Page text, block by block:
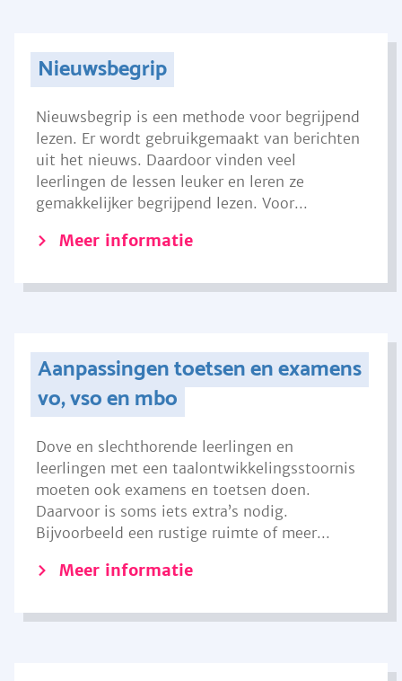
Nieuwsbegrip
Nieuwsbegrip is een methode voor begrijpend
lezen. Er wordt gebruikgemaakt van berichten
uit het nieuws. Daardoor vinden veel
leerlingen de lessen leuker en leren ze
gemakkelijker begrijpend lezen. Voor...
Meer informatie
Aanpassingen toetsen en examens
vo, vso en mbo
Dove en slechthorende leerlingen en
leerlingen met een taalontwikkelingsstoornis
moeten ook examens en toetsen doen.
Daarvoor is soms iets extra’s nodig.
Bijvoorbeeld een rustige ruimte of meer...
Meer informatie